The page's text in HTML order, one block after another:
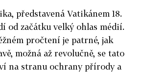
představená Vatikánem 18.
od začátku velký ohlas médií.
pročtení je patrné, jak
možná až revolučně, se tato
na stranu ochrany přírody a